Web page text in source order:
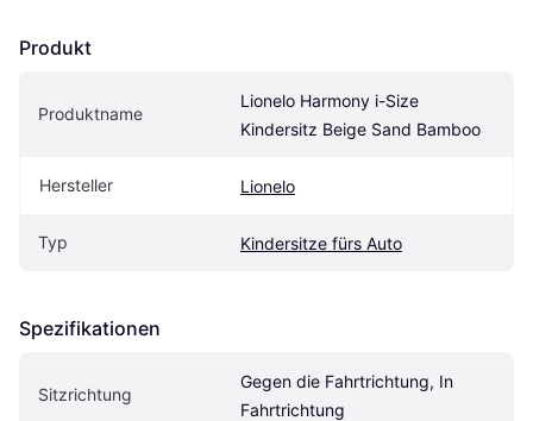
Produkt
Produktname
Lionelo Harmony i-Size
Kindersitz Beige Sand Bamboo
Hersteller Lionelo
Typ Kindersitze fürs Auto
Spezifikationen
Sitzrichtung
Gegen die Fahrtrichtung, In
Fahrtrichtung